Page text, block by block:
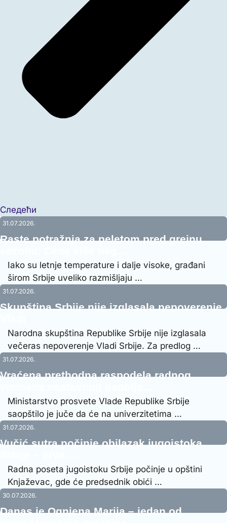
Следећи
31.07.2026.
Raste potražnja za peletom pred grejnu
Iako su letnje temperature i dalje visoke, građani
širom Srbije uveliko razmišljaju …
31.07.2026.
Skupština Srbije nije izglasala nepoverenje
Narodna skupština Republike Srbije nije izglasala
večeras nepoverenje Vladi Srbije. Za predlog …
31.07.2026.
Vraćena prethodna raspodela radnog
Ministarstvo prosvete Vlade Republike Srbije
saopštilo je juče da će na univerzitetima …
31.07.2026.
Vučić sutra počinje obilazak jugoistoka
Radna poseta jugoistoku Srbije počinje u opštini
Knjaževac, gde će predsednik obići …
30.07.2026.
Danas je Ognjena Marija – jedan od